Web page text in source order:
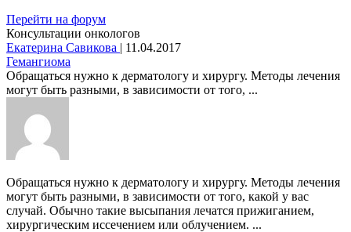
Перейти на форум
Консультации онкологов
Екатерина Савикова | 11.04.2017
Гемангиома
Обращаться нужно к дерматологу и хирургу. Методы лечения
могут быть разными, в зависимости от того, ...
Обращаться нужно к дерматологу и хирургу. Методы лечения
могут быть разными, в зависимости от того, какой у вас
случай. Обычно такие высыпания лечатся прижиганием,
хирургическим иссечением или облучением. ...